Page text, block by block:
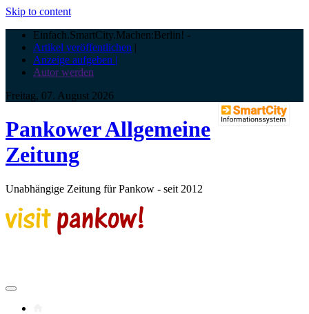
Skip to content
Einfach.SmartCity.Machen:Berlin! -
Artikel veröffentlichen |
Anzeige aufgeben |
Autor werden
Freitag, 07. August 2026
Pankower Allgemeine
Zeitung
Unabhängige Zeitung für Pankow - seit 2012